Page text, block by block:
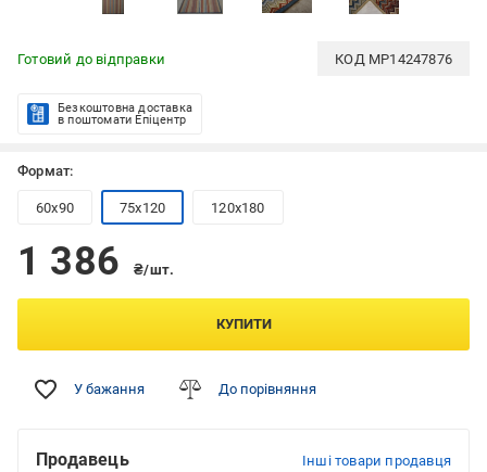
Готовий до відправки КОД MP14247876
Безкоштовна доставка
в поштомати Епіцентр
Формат:
60x90 75x120 120x180
1 386 ₴/шт.
КУПИТИ
У бажання До порівняння
Продавець Інші товари продавця